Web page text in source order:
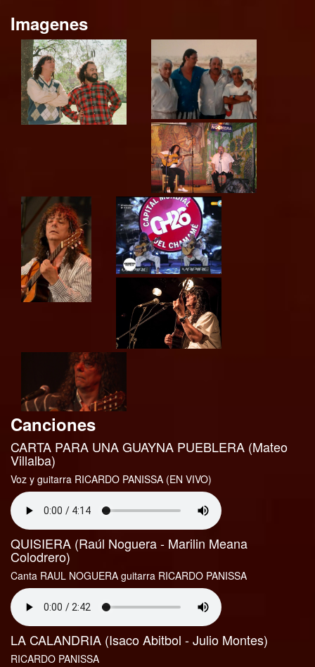
Imagenes
Canciones
CARTA PARA UNA GUAYNA PUEBLERA (Mateo
Villalba)
Voz y guitarra RICARDO PANISSA (EN VIVO)
QUISIERA (Raúl Noguera - Marilin Meana
Colodrero)
Canta RAUL NOGUERA guitarra RICARDO PANISSA
LA CALANDRIA (Isaco Abitbol - Julio Montes)
RICARDO PANISSA